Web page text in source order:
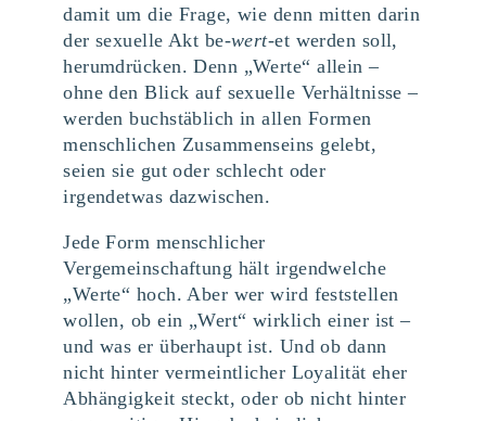
damit um die Frage, wie denn mitten darin
der sexuelle Akt be-wert-et werden soll,
herumdrücken. Denn „Werte“ allein –
ohne den Blick auf sexuelle Verhältnisse –
werden buchstäblich in allen Formen
menschlichen Zusammenseins gelebt,
seien sie gut oder schlecht oder
irgendetwas dazwischen.
Jede Form menschlicher
Vergemeinschaftung hält irgendwelche
„Werte“ hoch. Aber wer wird feststellen
wollen, ob ein „Wert“ wirklich einer ist –
und was er überhaupt ist. Und ob dann
nicht hinter vermeintlicher Loyalität eher
Abhängigkeit steckt, oder ob nicht hinter